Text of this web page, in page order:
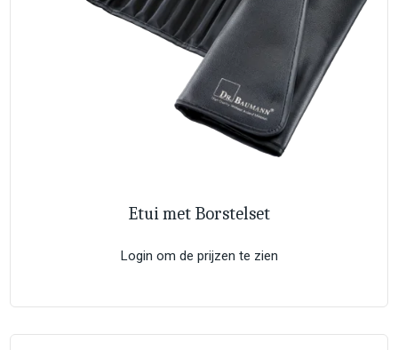
Etui met Borstelset
Login om de prijzen te zien